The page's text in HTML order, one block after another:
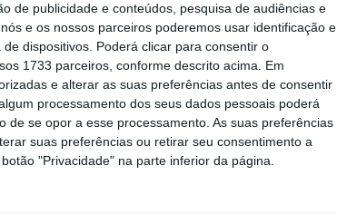
de publicidade e conteúdos, pesquisa de audiências e
e os nossos parceiros poderemos usar identificação e
dispositivos. Poderá clicar para consentir o
1733 parceiros, conforme descrito acima. Em
e alterar as suas preferências antes de consentir
processamento dos seus dados pessoais poderá
se opor a esse processamento. As suas preferências
suas preferências ou retirar seu consentimento a
"Privacidade" na parte inferior da página.